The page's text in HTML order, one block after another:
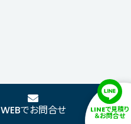
WEBでお問合せ LINEで見積り
＆お問合せ